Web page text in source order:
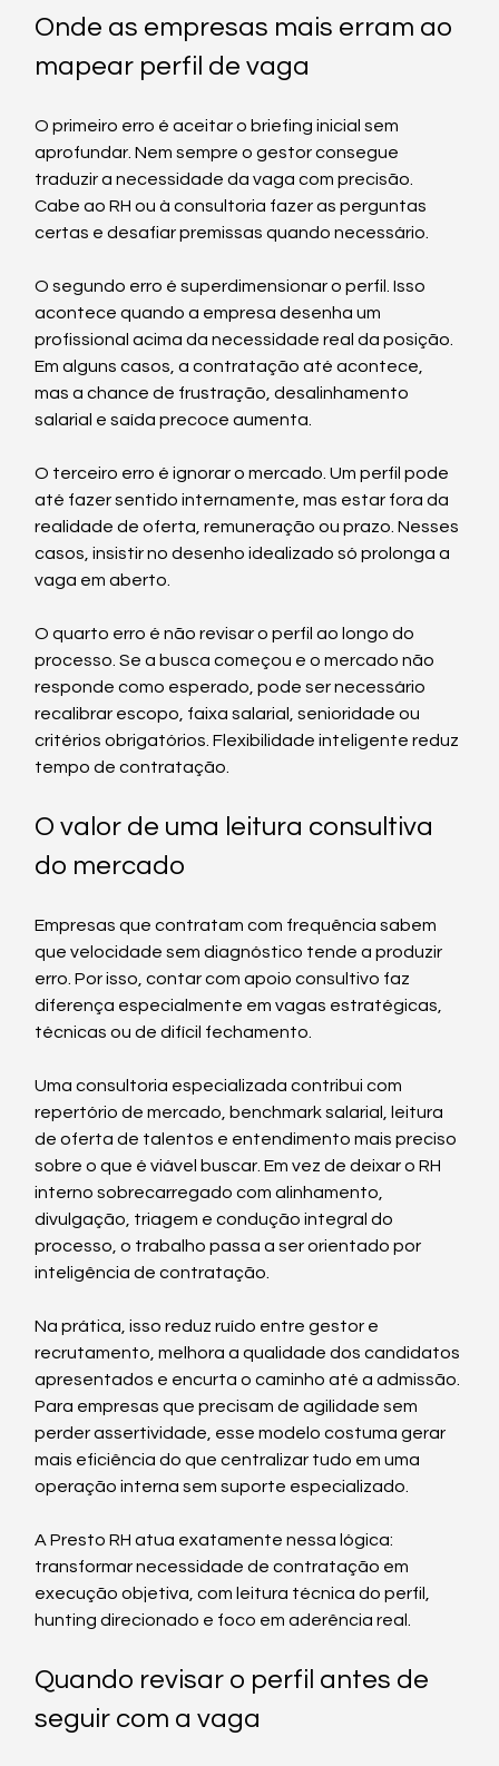
Onde as empresas mais erram ao
mapear perfil de vaga
O primeiro erro é aceitar o briefing inicial sem
aprofundar. Nem sempre o gestor consegue
traduzir a necessidade da vaga com precisão.
Cabe ao RH ou à consultoria fazer as perguntas
certas e desafiar premissas quando necessário.
O segundo erro é superdimensionar o perfil. Isso
acontece quando a empresa desenha um
profissional acima da necessidade real da posição.
Em alguns casos, a contratação até acontece,
mas a chance de frustração, desalinhamento
salarial e saída precoce aumenta.
O terceiro erro é ignorar o mercado. Um perfil pode
até fazer sentido internamente, mas estar fora da
realidade de oferta, remuneração ou prazo. Nesses
casos, insistir no desenho idealizado só prolonga a
vaga em aberto.
O quarto erro é não revisar o perfil ao longo do
processo. Se a busca começou e o mercado não
responde como esperado, pode ser necessário
recalibrar escopo, faixa salarial, senioridade ou
critérios obrigatórios. Flexibilidade inteligente reduz
tempo de contratação.
O valor de uma leitura consultiva
do mercado
Empresas que contratam com frequência sabem
que velocidade sem diagnóstico tende a produzir
erro. Por isso, contar com apoio consultivo faz
diferença especialmente em vagas estratégicas,
técnicas ou de difícil fechamento.
Uma consultoria especializada contribui com
repertório de mercado, benchmark salarial, leitura
de oferta de talentos e entendimento mais preciso
sobre o que é viável buscar. Em vez de deixar o RH
interno sobrecarregado com alinhamento,
divulgação, triagem e condução integral do
processo, o trabalho passa a ser orientado por
inteligência de contratação.
Na prática, isso reduz ruído entre gestor e
recrutamento, melhora a qualidade dos candidatos
apresentados e encurta o caminho até a admissão.
Para empresas que precisam de agilidade sem
perder assertividade, esse modelo costuma gerar
mais eficiência do que centralizar tudo em uma
operação interna sem suporte especializado.
A Presto RH atua exatamente nessa lógica:
transformar necessidade de contratação em
execução objetiva, com leitura técnica do perfil,
hunting direcionado e foco em aderência real.
Quando revisar o perfil antes de
seguir com a vaga